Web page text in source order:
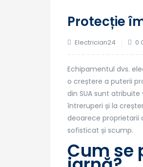
Protecție
Electrician24 0
Echipamentul dvs.
o creștere a puterii
din SUA sunt
întreruperi și la
deoarece
sofisticat și scump.
Cum se